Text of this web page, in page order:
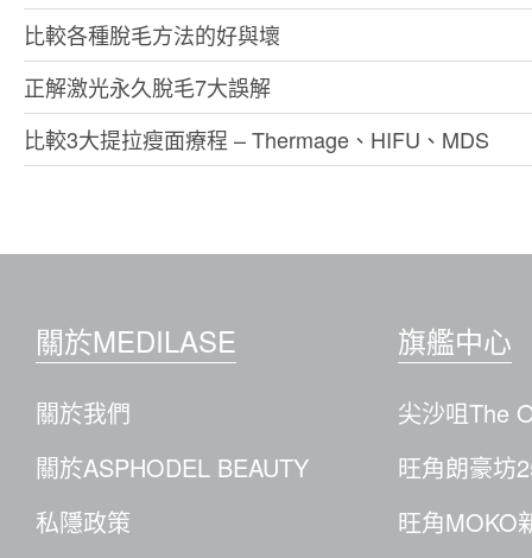
比較各種脫毛方法的好與壞
正解激光永久脫毛7大誤解
比較3大提拉瘦面療程 – Thermage、HIFU、MDS
關於MEDILASE
關於我們
關於ASPHODEL BEAUTY
私隱政策
旗艦中心
尖沙咀The
旺角朗豪坊
旺角MOKO